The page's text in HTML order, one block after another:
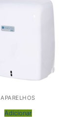
APARELHOS
Adicionar